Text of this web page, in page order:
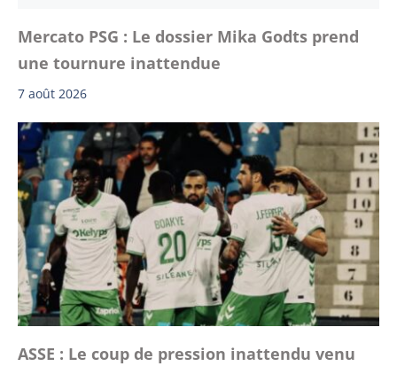
Mercato PSG : Le dossier Mika Godts prend
une tournure inattendue
7 août 2026
ASSE : Le coup de pression inattendu venu